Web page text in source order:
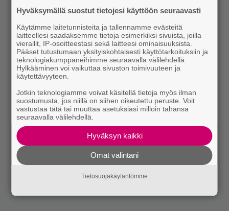
Hyväksymällä suostut tietojesi käyttöön seuraavasti
Käytämme laitetunnisteita ja tallennamme evästeitä
laitteellesi saadaksemme tietoja esimerkiksi sivuista, joilla
vierailit, IP-osoitteestasi sekä laitteesi ominaisuuksista.
Pääset tutustumaan yksityiskohtaisesti käyttötarkoituksiin ja
teknologiakumppaneihimme seuraavalla välilehdellä.
Hylkääminen voi vaikuttaa sivuston toimivuuteen ja
käytettävyyteen.
Jotkin teknologiamme voivat käsitellä tietoja myös ilman
suostumusta, jos niillä on siihen oikeutettu peruste. Voit
vastustaa tätä tai muuttaa asetuksiasi milloin tahansa
seuraavalla välilehdellä.
Hyväksyn kaikki
Omat valintani
Tietosuojakäytäntömme